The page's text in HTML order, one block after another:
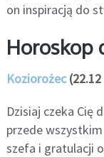
on inspiracją do
Horoskop
Koziorożec(22.12
Dzisiaj czeka Cię
przede
szefa i gratulacji